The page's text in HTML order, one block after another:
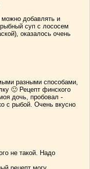
добавлять и
суп с лососем
оказалось очень
разными способами,
🙂 Рецепт финского
дочь, пробовал -
с рыбой. Очень вкусно
не такой. Надо